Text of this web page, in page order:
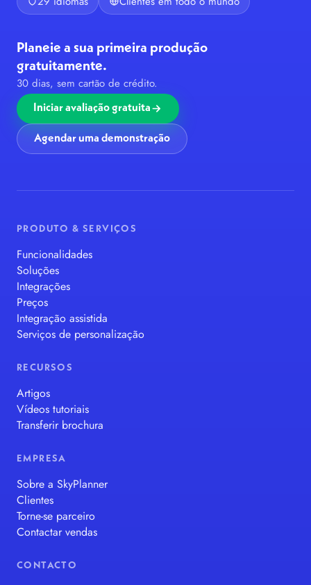
Planeie a sua primeira produção
gratuitamente.
30 dias, sem cartão de crédito.
Iniciar avaliação gratuita
Agendar uma demonstração
PRODUTO & SERVIÇOS
Funcionalidades
Soluções
Integrações
Preços
Integração assistida
Serviços de personalização
RECURSOS
Artigos
Vídeos tutoriais
Transferir brochura
EMPRESA
Sobre a SkyPlanner
Clientes
Torne-se parceiro
Contactar vendas
CONTACTO